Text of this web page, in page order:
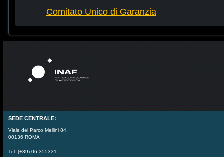
Comitato Unico di Garanzia
SEDE CENTRALE:
Viale del Parco Mellini 84
00136 ROMA
Tel. (+39) 06 355331